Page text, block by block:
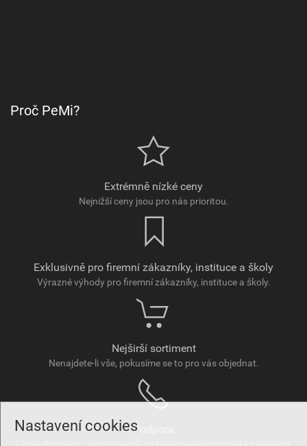
Nastavení cookies
Proč PeMi?
Extrémně nízké ceny
Nejnižší ceny jsou pro nás prioritou.
Exklusivně pro firemní zákazníky, instituce a školy
Výrazné výhody pro firemní zákazníky, instituce a školy.
Nejširší sortiment
Nenajdete-li vše, pokusíme se to pro vás objednat.
Podpora